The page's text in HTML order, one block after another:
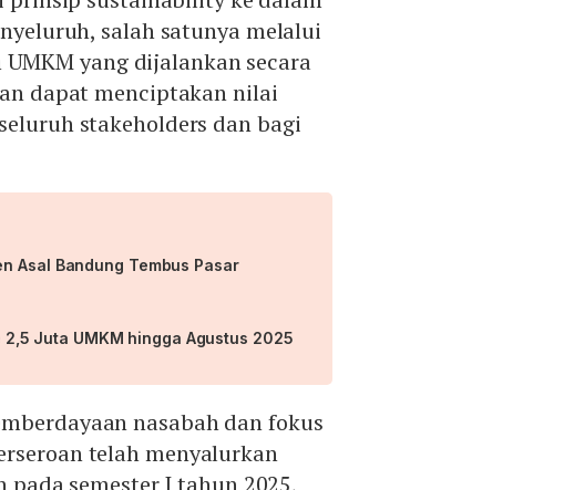
salah satunya melalui
yang dijalankan secara
dapat menciptakan nilai
stakeholders dan bagi
Asal Bandung Tembus Pasar
2,5 Juta UMKM hingga Agustus 2025
nasabah dan fokus
telah menyalurkan
semester I tahun 2025,